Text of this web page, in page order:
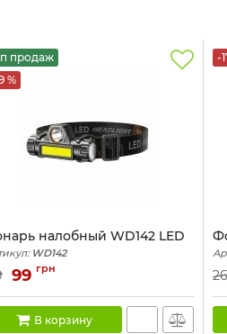
продаж
%
налобный WD142 LED
WD142
99 грн
В корзину
-